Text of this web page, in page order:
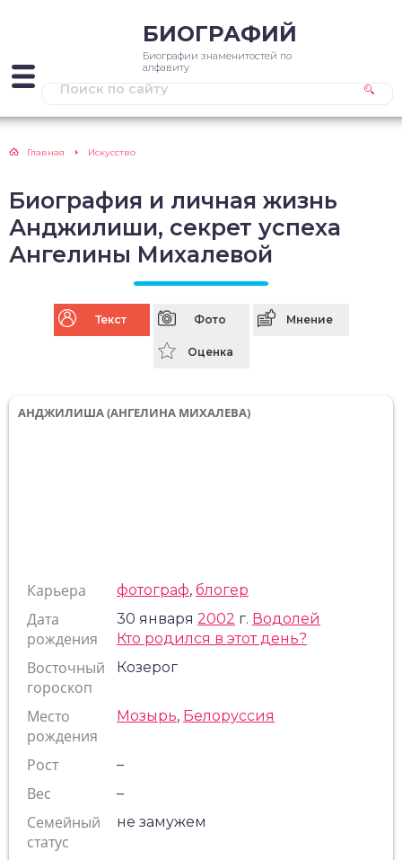
БИОГРАФИЙ
Биографии знаменитостей по
алфавиту
Главная Искусство
Биография и личная жизнь
Анджилиши, секрет успеха
Ангелины Михалевой
Текст Фото Мнение
Оценка
АНДЖИЛИША (АНГЕЛИНА МИХАЛЕВА)
Карьера фотограф, блогер
Дата
рождения
30 января 2002 г. Водолей
Кто родился в этот день?
Восточный
гороскоп
Козерог
Место
рождения
Мозырь, Белоруссия
Рост –
Вес –
Семейный
статус
не замужем